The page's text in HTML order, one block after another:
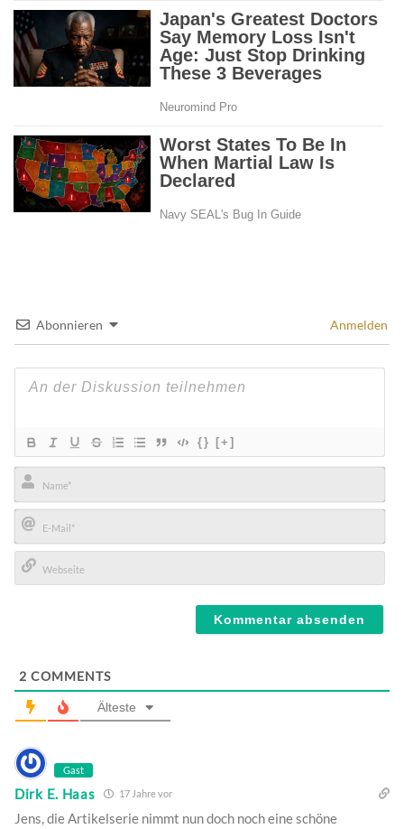
Abonnieren Anmelden
{} [+]
Name*
E-
Mail*
2 COMMENTS
Älteste
Gast
Dirk E. Haas 17 Jahre vor
Jens, die Artikelserie nimmt nun doch noch eine schöne